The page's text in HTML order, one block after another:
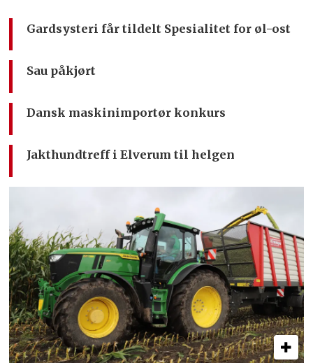
Gardsysteri får tildelt Spesialitet for øl-ost
Sau påkjørt
Dansk maskinimportør konkurs
Jakthundtreff i Elverum til helgen